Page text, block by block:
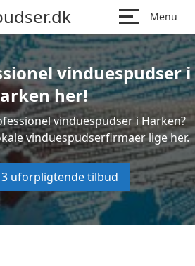
Menu
vinduespudser i
her!
vinduespudser i Harken?
vinduespudserfirmaer lige her.
uforpligtende tilbud